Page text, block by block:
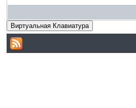
Виртуальная Клавиатура